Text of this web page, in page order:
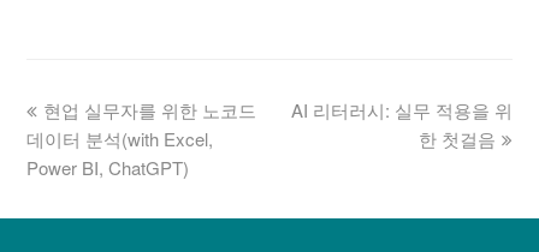
현업 실무자를 위한 노코드
데이터 분석(with Excel,
Power BI, ChatGPT)
AI 리터러시: 실무 적용을 위
한 첫걸음